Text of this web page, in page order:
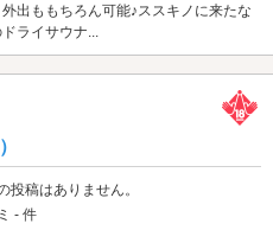
出ももちろん可能♪ススキノに来たな
ライサウナ...
投稿はありません。
- 件